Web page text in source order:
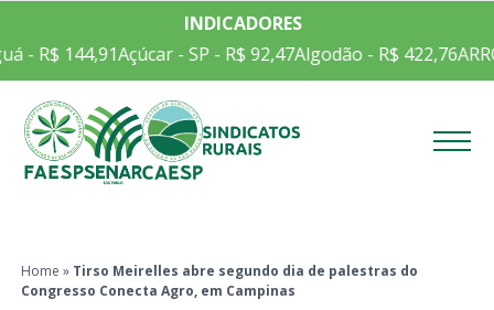
INDICADORES
144,91Açúcar - SP - R$ 92,47Algodão - R$ 422,76ARROZ
Home » Tirso Meirelles abre segundo dia de palestras do
Congresso Conecta Agro, em Campinas